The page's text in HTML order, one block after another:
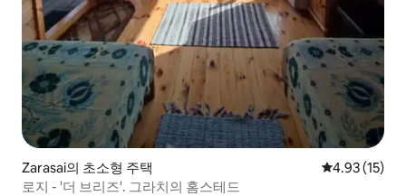
Zarasai의 초소형 주택 평점 4.93점
4.93 (15)
로지 - '더 브리즈'. 그라치의 홈스테드